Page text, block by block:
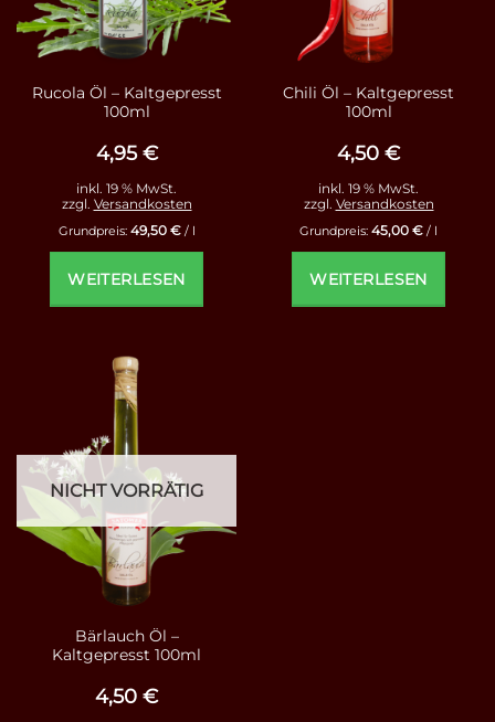
Rucola Öl – Kaltgepresst
100ml
4,95€
inkl. 19 % MwSt.
zzgl. Versandkosten
Grundpreis: 49,50 €/ l
WEITERLESEN
Chili Öl – Kaltgepresst
100ml
4,50 €
inkl. 19 % MwSt.
zzgl. Versandkosten
Grundpreis: 45,00 € / l
WEITERLESEN
NICHT VORRÄTIG
Bärlauch Öl –
Kaltgepresst 100ml
4,50 €